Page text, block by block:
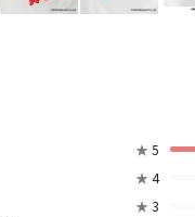
★ 5
★ 4
★ 3